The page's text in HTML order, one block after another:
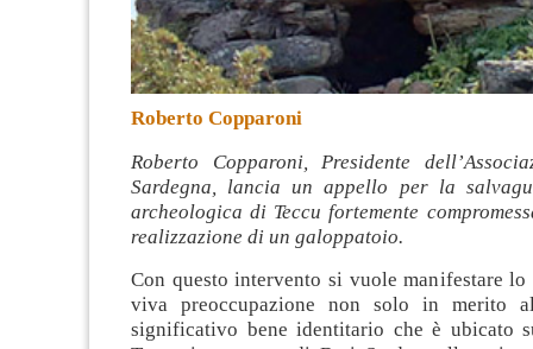
Roberto Copparoni
Roberto Copparoni, Presidente
Sardegna, lancia un appello per la
archeologica di Teccu fortemente
realizzazione di un galoppatoio.
Con questo intervento si vuole manifestare
viva preoccupazione non solo in merito
significativo bene identitario che è ubicato